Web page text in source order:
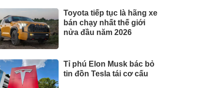
Toyota tiếp tục là hãng xe
bán chạy nhất thế giới
nửa đầu năm 2026
Tỉ phú Elon Musk bác bỏ
tin đồn Tesla tái cơ cấu